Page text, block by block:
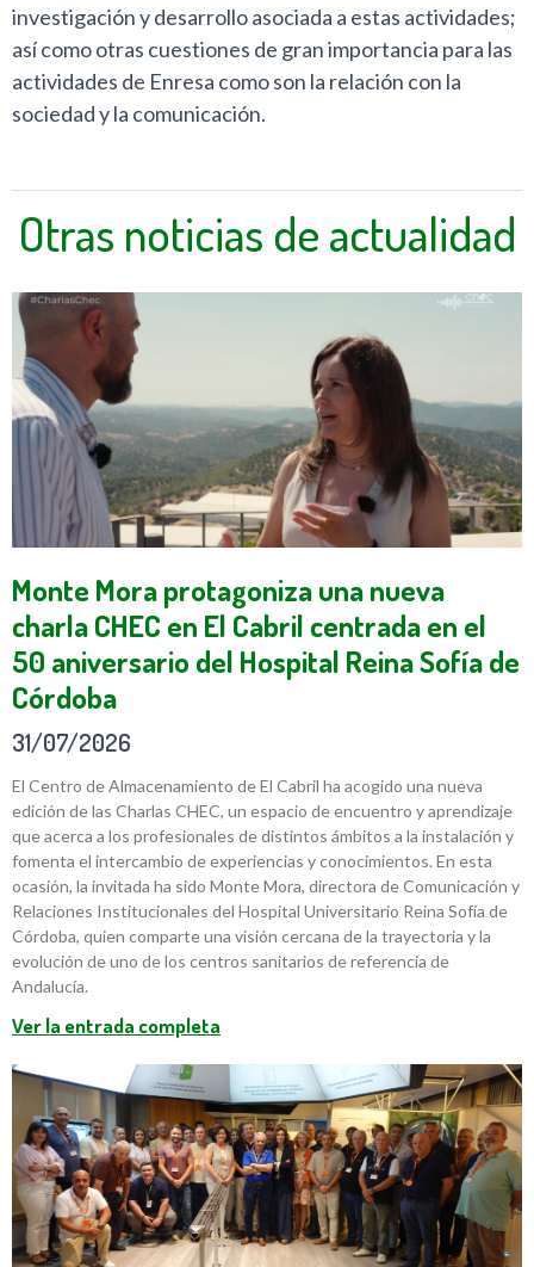
investigación y desarrollo asociada a estas actividades;
así como otras cuestiones de gran importancia para las
actividades de Enresa como son la relación con la
sociedad y la comunicación.
Otras noticias de actualidad
Monte Mora protagoniza una nueva
charla CHEC en El Cabril centrada en el
50 aniversario del Hospital Reina Sofía de
Córdoba
31/07/2026
El Centro de Almacenamiento de El Cabril ha acogido una nueva
edición de las Charlas CHEC, un espacio de encuentro y aprendizaje
que acerca a los profesionales de distintos ámbitos a la instalación y
fomenta el intercambio de experiencias y conocimientos. En esta
ocasión, la invitada ha sido Monte Mora, directora de Comunicación y
Relaciones Institucionales del Hospital Universitario Reina Sofía de
Córdoba, quien comparte una visión cercana de la trayectoria y la
evolución de uno de los centros sanitarios de referencia de
Andalucía.
Ver la entrada completa